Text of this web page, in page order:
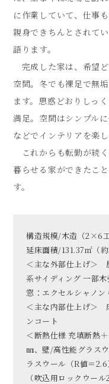
に作業していて、仕事
親身できちんとされて
語ります。
完成した家は、希望
空間。冬でも裸足で無
ます。思惑どおりしっ
満足。空間はシンプル
などでインテリアを楽し
これからも転勤が続
暮らせる家ができたこ
す。
構造規模/木造（2×6
延床面積/131.37㎡（約
＜主な外部仕上げ＞
系サイディング 一部
窓：エクセルシャノ
＜主な内部仕上げ＞
ンコート
＜断熱仕様 充填断熱
㎜、壁/高性能グラス
ラスウール（R値＝
（吹込用ロックウール